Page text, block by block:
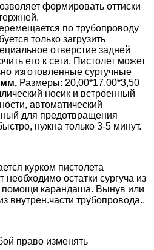
формировать оттиски
по трубопроводу
только загрузить
отверстие задней
его к сети. Пистолет может
изготовленные сургучные
мм. Размеры: 20,00*17,00*3,50
носик и встроенный
автоматический
для предотвращения
нужна только 3-5 минут.
курком пистолета
остатки сургуча из
помощи карандаша. Вынув или
внутрен.части трубопровода..
право изменять